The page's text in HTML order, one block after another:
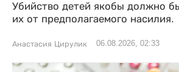
Убийство детей якобы должно
их от предполагаемого насилия.
Анастасия Цирулик 06.08.2026, 02:33